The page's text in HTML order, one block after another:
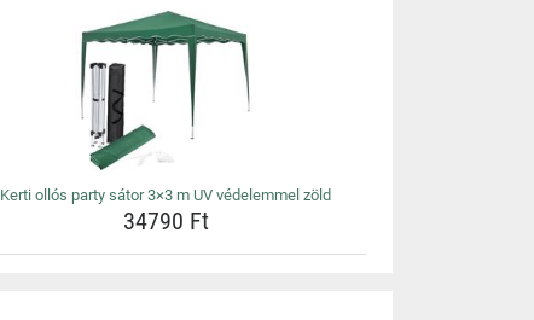
Kerti ollós party sátor 3×3 m UV védelemmel zöld
34790 Ft